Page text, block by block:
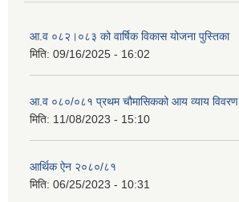
आ.व ०८२।०८३ को वार्षिक विकास योजना पुस्तिका
मिति: 09/16/2025 - 16:02
आ.व ०८०/०८१ प्रथम चौमासिकको आय व्याय विवरण
मिति: 11/08/2023 - 15:10
आर्थिक ऐन २०८०/८१
मिति: 06/25/2023 - 10:31